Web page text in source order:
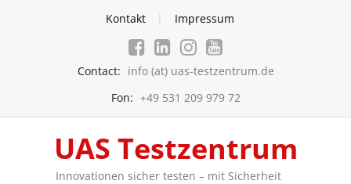
Kontakt Impressum
Contact: info (at) uas-testzentrum.de
Fon: +49 531 209 979 72
UAS Testzentrum
Innovationen sicher testen – mit Sicherheit